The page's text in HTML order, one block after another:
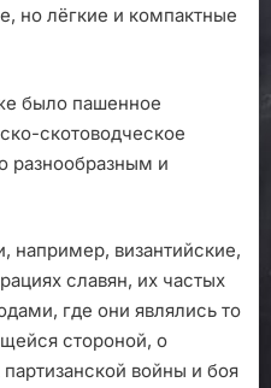
но лёгкие и компактные
было пашенное
скотоводческое
разнообразным и
например, византийские,
славян, их частых
где они являлись то
стороной, о
войны и боя